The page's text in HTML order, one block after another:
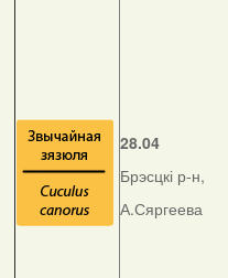
28.04
Брэсцкі р-н,
А.Сяргеева